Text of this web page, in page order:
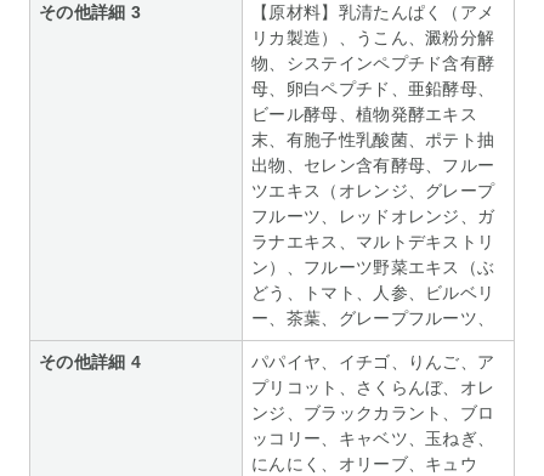
その他詳細 3
【原材料】乳清たんぱく（アメ
リカ製造）、うこん、澱粉分解
物、システインペプチド含有酵
母、卵白ペプチド、亜鉛酵母、
ビール酵母、植物発酵エキス
末、有胞子性乳酸菌、ポテト抽
出物、セレン含有酵母、フルー
ツエキス（オレンジ、グレープ
フルーツ、レッドオレンジ、ガ
ラナエキス、マルトデキストリ
ン）、フルーツ野菜エキス（ぶ
どう、トマト、人参、ビルベリ
ー、茶葉、グレープフルーツ、
その他詳細 4
パパイヤ、イチゴ、りんご、ア
プリコット、さくらんぼ、オレ
ンジ、ブラックカラント、ブロ
ッコリー、キャベツ、玉ねぎ、
にんにく、オリーブ、キュウ